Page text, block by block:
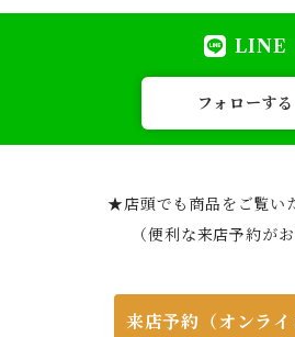
LINE
フォローする
★店頭でも商品をご覧い
（便利な来店予約がお
来店予約（オンライ